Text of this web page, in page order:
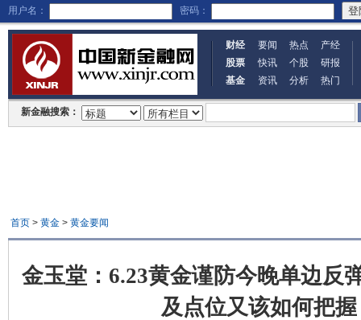
用户名： 密码：
财经 要闻 热点
产经
股票
快讯 个股
研报
基金
资讯 分析 热门
新金融搜索：
首页> 黄金> 黄金要闻
金玉堂：6.23黄金谨防今晚单边反
及点位又该如何把